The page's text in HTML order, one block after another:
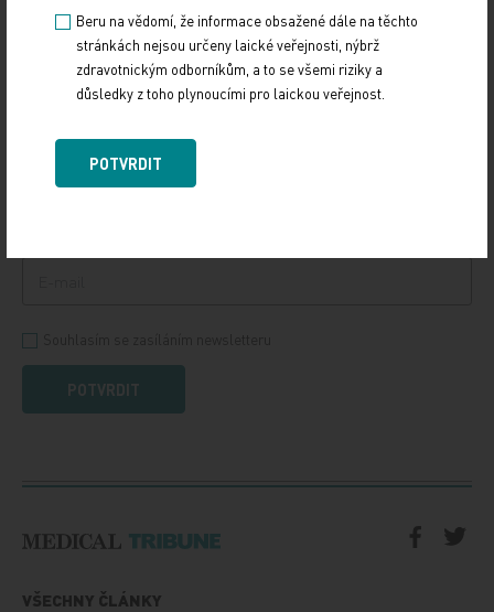
PŘIHLASTE SE K ODBĚRU NOVINEK.
ze světa medicíny a
zdravotnictví.
POTVRDIT
VŠECHNY ČLÁNKY
Beru na vědomí, že informace obsažené dále na těchto
stránkách nejsou určeny laické veřejnosti, nýbrž
zdravotnickým odborníkům, a to se všemi riziky a
důsledky z toho plynoucími pro laickou veřejnost.
POTVRDIT